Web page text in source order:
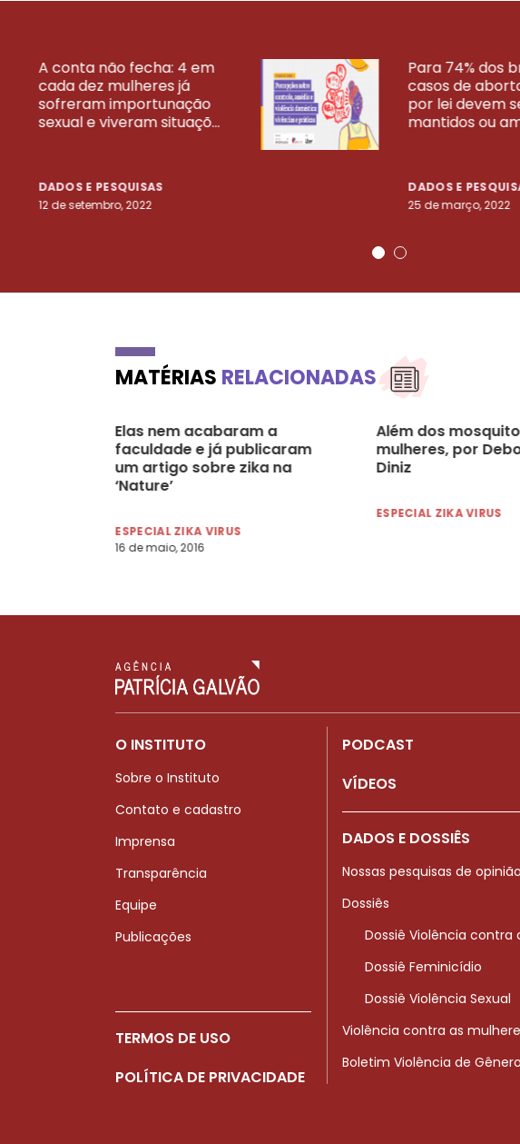
A conta não fecha: 4 em
cada dez mulheres já
sofreram importunação
sexual e viveram situaçõ...
DADOS E PESQUISAS
12 de setembro, 2022
Para 74% dos
casos de
por lei devem
mantidos ou
DADOS E
25 de março, 2022
VEJA MAIS PESQUISAS
MATÉRIAS RELACIONADAS
Elas nem acabaram a
faculdade e já publicaram
um artigo sobre zika na
‘Nature’
ESPECIAL ZIKA VIRUS
16 de maio, 2016
Além dos
mulheres, por
Diniz
ESPECIAL ZIKA VIRUS
O INSTITUTO
Sobre o Instituto
Contato e cadastro
Imprensa
Transparência
Equipe
Publicações
TERMOS DE USO
POLÍTICA DE PRIVACIDADE
PODCAST
VÍDEOS
DADOS E DOSSIÊS
Nossas pesquisas de opinião
Dossiês
Dossiê Violência contra
Dossiê Feminicídio
Dossiê Violência Sexual
Violência contra as
Boletim Violência de